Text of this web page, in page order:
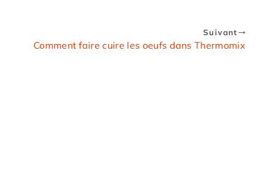
Suivant
Comment faire cuire les oeufs dans Thermomix